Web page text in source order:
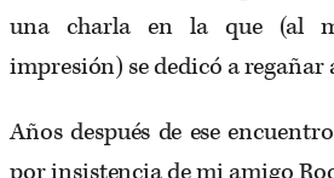
una charla en la que (al
impresión) se dedicó a regañar
Años después de ese